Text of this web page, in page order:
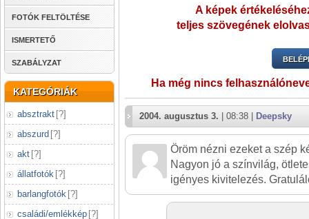
FOTÓK FELTÖLTÉSE
ISMERTETŐ
SZABÁLYZAT
KATEGÓRIÁK
absztrakt [?]
abszurd [?]
akt [?]
állatfotók [?]
barlangfotók [?]
családi/emlékkép [?]
A képek
teljes szövegének
Ha még nincs
2004. augusztus 3. | 08:38 | Deepsky
Öröm nézni ezeket a szép
Nagyon jó a színvilág,
igényes kivitelezés.